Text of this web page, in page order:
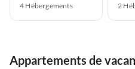
4 Hébergements 2
Appartements de